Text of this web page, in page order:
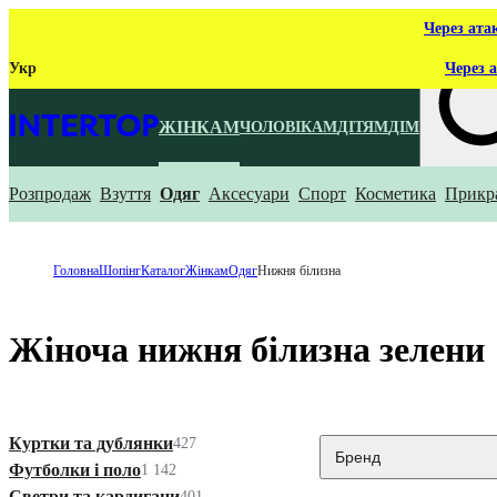
Через
Укр Через
ЖІНКАМЧОЛОВІКАМДІТЯМДІМ
Що ти
Розпродаж Взуття Одяг Аксесуари Спорт Косметика
ГоловнаШопінгКаталогЖінкамОдягНижня білизна
Жіноча нижня білизна зелени
Куртки та дублянки427
Футболки і поло1 142
Бренд